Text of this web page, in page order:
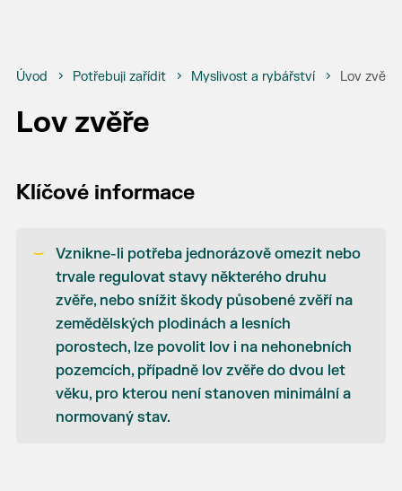
Úvod Potřebuji zařídit Myslivost a rybářství Lov zvěře
Lov zvěře
Klíčové informace
Vznikne-li potřeba jednorázově omezit nebo
trvale regulovat stavy některého druhu
zvěře, nebo snížit škody působené zvěří na
zemědělských plodinách a lesních
porostech, lze povolit lov i na nehonebních
pozemcích, případně lov zvěře do dvou let
věku, pro kterou není stanoven minimální a
normovaný stav.